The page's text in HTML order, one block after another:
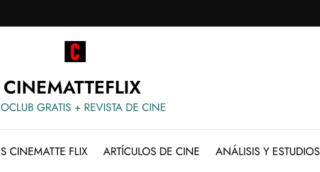
CINEMATTEFLIX
GRATIS + REVISTA DE CINE
CINEMATTE FLIX ARTÍCULOS DE CINE ANÁLISIS Y ESTUDIOS